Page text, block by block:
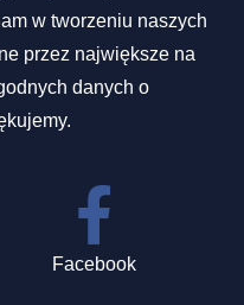
w tworzeniu naszych
przez największe na
danych o
Facebook